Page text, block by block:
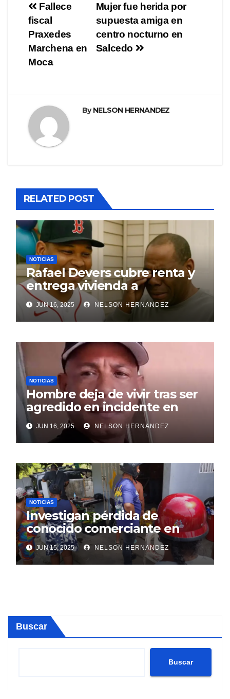
Navegación
de
entradas
Mujer fue herida por
supuesta amiga en
centro nocturno en
Salcedo
Fallece
fiscal
Praxedes
Marchena en
Moca
ByNELSON HERNANDEZ
RELATED POST
NOTICIAS
Rafael Devers cubre renta y
entrega vivienda a
exentrenador en RD
JUN 16, 2025 NELSON HERNANDEZ
NOTICIAS
Hombre deja de vivir tras ser
agredido en incidente en
SDE
JUN 16, 2025 NELSON HERNANDEZ
NOTICIAS
Investigan pérdida de
conocido comerciante en
Sosúa
JUN 15, 2025 NELSON HERNANDEZ
Buscar
Buscar